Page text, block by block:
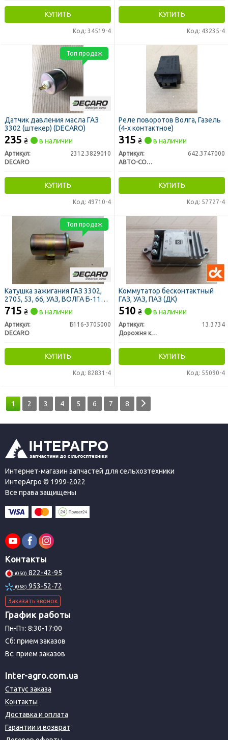
КУПИТЬ
Код: 34519-4
КУПИТЬ
Код: 43235-4
Датчик давления масла ГАЗ
3302 (штекер) (DECARO)
235 ₴ в наличии
Артикул:
2312.3829010
DECARO
КУПИТЬ
Код: 49710-4
Топ продаж
Реле поворотов Волга, Газель
(4-х контактное)
315 ₴ в наличии
Артикул:
642.3747000
АВТО-СОЮЗ 88
КУПИТЬ
Код: 57727-4
Катушка зажигания ГАЗ 3302,
2705, 53, 66, УАЗ, ВОЛГА Б-116-
02 бесконтактная (DECARO)
715 ₴ в наличии
Артикул:
Б116-3705000
DECARO
КУПИТЬ
Код: 82831-4
Топ продаж
Коммутатор бесконтактный
ГАЗ, УАЗ, ПАЗ (ДК)
510 ₴ в наличии
Артикул:
13.3734
Дорожня карта
КУПИТЬ
Код: 55090-4
1 2 3 4 5 6 7 8
Интернет-магазин запчастей для сельхозтехники
ИнтерАгро © 1999-2022
Все права защищены
Контакты
(050) 822-42-95
(068) 953-52-72
Заказать звонок
График работы
Пн-Пт: 8:30-17:00
Сб: прием заказов
Вс: прием заказов
Inter-agro.com.ua
Статус заказа
Контакты
Доставка и оплата
Гарантии и возврат